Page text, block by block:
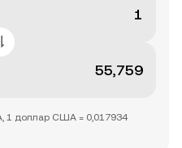
1 доллар США = 0,017934